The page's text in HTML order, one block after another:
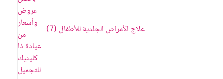
علاج الأمراض الجلدية للأطفال 7